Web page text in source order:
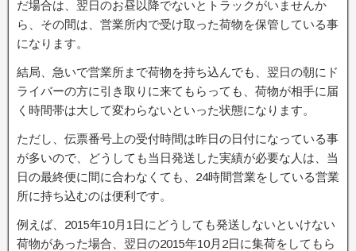
だ場合は、翌日のお昼以降でないとトラックがいませんか
ら、その間は、営業所内で受け取った荷物を保管している事
になります。
結局、急いで営業所まで荷物を持ち込んでも、翌日の朝にド
ライバーの方に引き取りに来てもらっても、荷物が相手に届
く時間帯は大して変わらないといった状態になります。
ただし、伝票番号上の受付時間は昨日の日付になっている事
が多いので、どうしても当日発送した実績が必要な人は、当
日の最終便に間に合わなくても、24時間営業をしている営業
所に持ち込むのは便利です。
例えば、2015年10月1日にどうしても発送しないといけない
荷物があった場合、翌日の2015年10月2日に集荷をしてもら